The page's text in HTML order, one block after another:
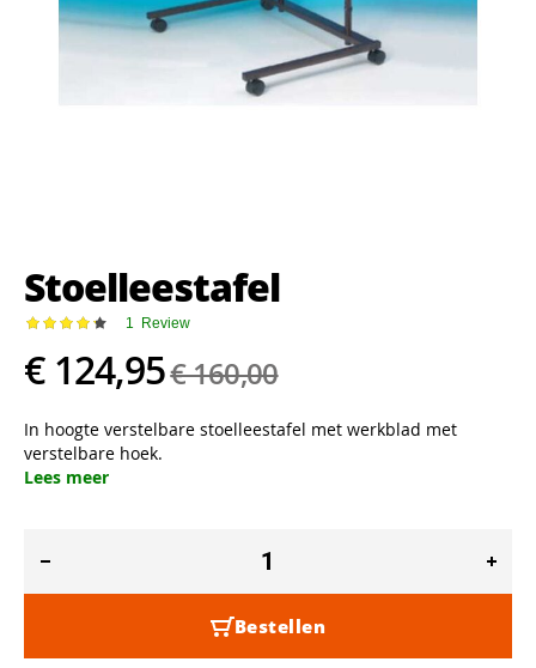
begin
van
de
gallerij
Stoelleestafel
Waardering: 1 Review
€ 124,95€ 160,00
In hoogte verstelbare stoelleestafel met werkblad met
verstelbare hoek.
Lees meer
Bestellen